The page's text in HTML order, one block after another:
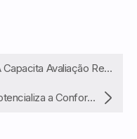
Construtor de Formulários de IA Capacita Avaliação Remota em Tempo Real da Equidade da Água Urbana e Alocação de Recursos
Construtor de Formulários de IA Potencializa a Conformidade Remota em Tempo Real da Qualidade da Água para Manufatura